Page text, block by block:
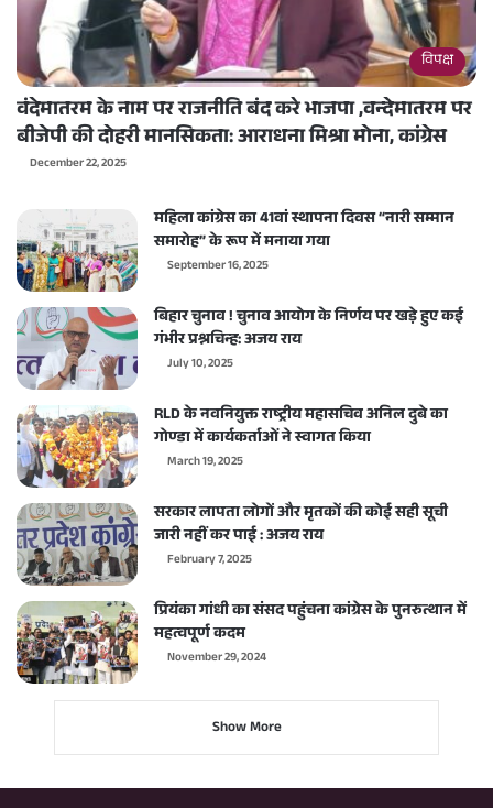
विपक्ष
वंदेमातरम के नाम पर राजनीति बंद करे भाजपा ,वन्देमातरम पर
बीजेपी की दोहरी मानसिकता: आराधना मिश्रा मोना, कांग्रेस
December 22, 2025
महिला कांग्रेस का 41वां स्थापना दिवस “नारी सम्मान
समारोह” के रूप में मनाया गया
September 16, 2025
बिहार चुनाव ! चुनाव आयोग के निर्णय पर खड़े हुए कई
गंभीर प्रश्नचिन्ह: अजय राय
July 10, 2025
RLD के नवनियुक्त राष्ट्रीय महासचिव अनिल दुबे का
गोण्डा में कार्यकर्ताओं ने स्वागत किया
March 19, 2025
सरकार लापता लोगों और मृतकों की कोई सही सूची
जारी नहीं कर पाई : अजय राय
February 7, 2025
प्रियंका गांधी का संसद पहुंचना कांग्रेस के पुनरुत्थान में
महत्वपूर्ण कदम
November 29, 2024
Show More